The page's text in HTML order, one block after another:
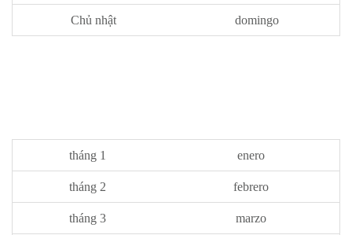
Chủ nhật domingo
tháng 1 enero
tháng 2 febrero
tháng 3 marzo